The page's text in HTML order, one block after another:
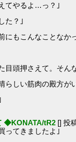
てやるよ…っ？｣
た？｣
にもこんなことなか
目頭押さえて。そん
らしい筋肉の殿方が
◆KONATA/tR2 [] 投
ってきましたよ｣